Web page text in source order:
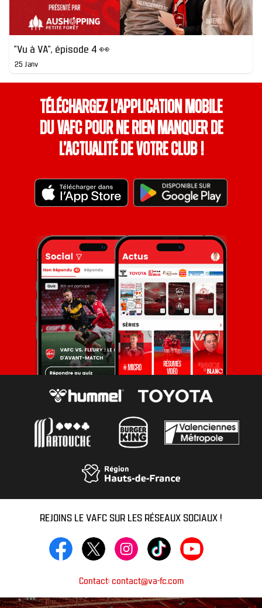
"Vu à VA", épisode 4 👀
25 Janv
Téléchargez l’application mobile
du VAFC pour ne rien manquer de
l’actualité de votre club !
REJOINS LE VAFC SUR LES RÉSEAUX SOCIAUX !
Contact: contact@va-fc.com